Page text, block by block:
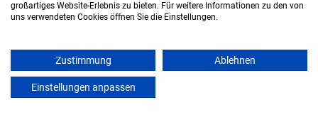
KFZ - Ausbildungsplätze
großartiges Website-Erlebnis zu bieten. Für weitere Informationen zu den von
uns verwendeten Cookies öffnen Sie die Einstellungen.
Zustimmung Ablehnen
Einstellungen anpassen